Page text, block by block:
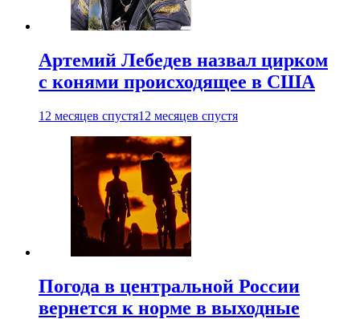
Артемий Лебедев назвал цирком
с конями происходящее в США
12 месяцев спустя12 месяцев спустя
Погода в центральной России
вернется к норме в выходные